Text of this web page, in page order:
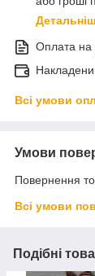
Оплата на
Всі умови
Умови
Повернення
Всі умови
Подібні